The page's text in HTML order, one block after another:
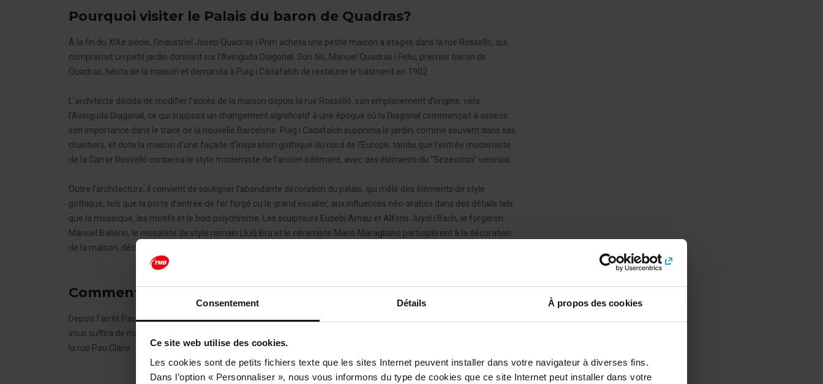
Consentement Détails À propos des cookies
Ce site web utilise des cookies.
Les cookies sont de petits fichiers texte que les sites Internet peuvent installer dans votre navigateur à diverses fins.
Dans l’option « Personnaliser », nous vous informons du type de cookies que ce site Internet peut installer dans votre
Pourquoi visiter le Palais du baron de Quadras?
À la fin du XIXe siècle, l’industriel Josep Quadras i Prim acheta une petite maison à étages dans la rue Rosselló, qui
comprenait un petit jardin donnant sur l’Avinguda Diagonal. Son fils, Manuel Quadras i Feliu, premier baron de
Quadras, hérita de la maison et demanda à Puig i Cadafalch de restaurer le bâtiment en 1902.
L’architecte décida de modifier l’accès de la maison depuis la rue Rosselló, son emplacement d’origine, vers
l’Avinguda Diagonal, ce qui supposa un changement significatif à une époque où la Diagonal commençait à asseoir
son importance dans le tracé de la nouvelle Barcelone. Puig i Cadafalch supprima le jardin, comme souvent dans ses
chantiers, et dota la maison d’une façade d’inspiration gothique du nord de l’Europe, tandis que l’entrée moderniste
de la Carrer Rosselló conserva le style moderniste de l’ancien bâtiment, avec des éléments du "Sezession" viennois.
Outre l’architecture, il convient de souligner l’abondante décoration du palais, qui mêle des éléments de style
gothique, tels que la porte d’entrée de fer forgé ou le grand escalier, aux influences néo-arabes dans des détails tels
que la mosaïque, les motifs et le bois polychrome. Les sculpteurs Eusebi Arnau et Alfons Juyol i Bach, le forgeron
Manuel Ballarín, le mosaïste de style romain Lluís Bru et le céramiste Mario Maragliano participèrent à la décoration
de la maison, déclarée Bien culturel d’intérêt national en 1976.
Comment se rendre au Palais du baron de Quadras?
Depuis l’arrêt Passeig de Gràcia – La Pedrera de l’Itinéraire Rouge
vous suffira de marcher jusqu’à la Diagonal, pour trouver le Palais du baron de Quadras entre le Passeig de Gràcia et
la rue Pau Claris.